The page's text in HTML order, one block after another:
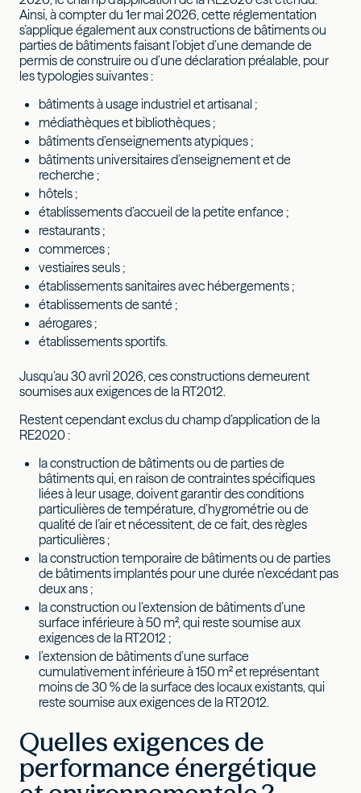
Ainsi, à compter du 1er mai 2026, cette réglementation
s’applique également aux constructions de bâtiments ou
parties de bâtiments faisant l’objet d’une demande de
permis de construire ou d’une déclaration préalable, pour
les typologies suivantes :
bâtiments à usage industriel et artisanal ;
médiathèques et bibliothèques ;
bâtiments d’enseignements atypiques ;
bâtiments universitaires d’enseignement et de
recherche ;
hôtels ;
établissements d’accueil de la petite enfance ;
restaurants ;
commerces ;
vestiaires seuls ;
établissements sanitaires avec hébergements ;
établissements de santé ;
aérogares ;
établissements sportifs.
Jusqu’au 30 avril 2026, ces constructions demeurent
soumises aux exigences de la RT2012.
Restent cependant exclus du champ d’application de la
RE2020 :
la construction de bâtiments ou de parties de
bâtiments qui, en raison de contraintes spécifiques
liées à leur usage, doivent garantir des conditions
particulières de température, d’hygrométrie ou de
qualité de l’air et nécessitent, de ce fait, des règles
particulières ;
la construction temporaire de bâtiments ou de parties
de bâtiments implantés pour une durée n’excédant pas
deux ans ;
la construction ou l’extension de bâtiments d’une
surface inférieure à 50 m², qui reste soumise aux
exigences de la RT2012 ;
l’extension de bâtiments d’une surface
cumulativement inférieure à 150 m² et représentant
moins de 30 % de la surface des locaux existants, qui
reste soumise aux exigences de la RT2012.
Quelles exigences de
performance énergétique